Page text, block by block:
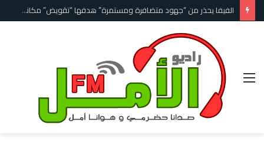
ميسي يودع والده خورخي في روساريو بعد عقود رافقه خلالها في مسيرته
القائمة